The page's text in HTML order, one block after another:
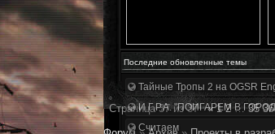
Последние обновленные темы
Тайные Тропы 2 на OGSR
И.Г.Р.А. "ПОИГАРЕМ В
Считаем
Страница37из37 « 1 2 … 35 36